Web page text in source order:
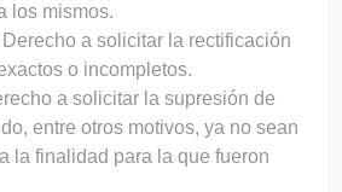
los mismos.
Derecho a solicitar la rectificación
o incompletos.
a solicitar la supresión de
entre otros motivos, ya no sean
la finalidad para la que fueron